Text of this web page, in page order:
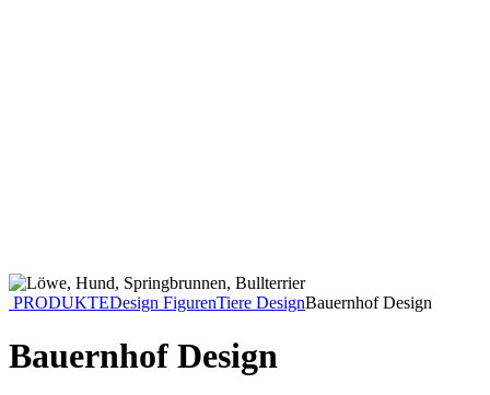
PRODUKTEDesign FigurenTiere DesignBauernhof Design
Bauernhof Design